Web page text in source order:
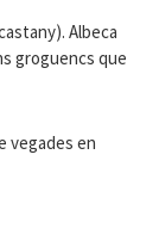
Albeca
groguencs que
vegades en